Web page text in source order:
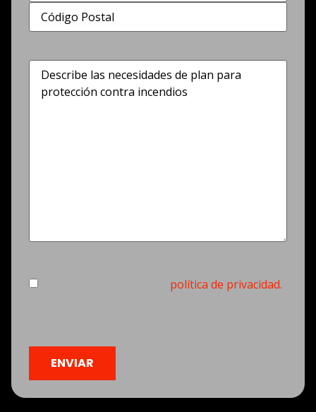
Describe
las
necesidades
Consentimiento (Obligatorio)política de privacidad.